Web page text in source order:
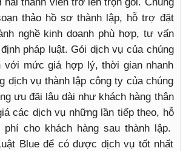
thảo hồ sơ thành lập, hỗ trợ đặt
nghề kinh doanh phù hợp, tư vấn
pháp luật. Gói dịch vụ của chúng
với mức giá hợp lý, thời gian nhanh
dịch vụ thành lập công ty của chúng
ưu đãi lâu dài như khách hàng thân
các dịch vụ những lần tiếp theo, hỗ
cho khách hàng sau thành lập.
Blue để có được dịch vụ tốt nhất